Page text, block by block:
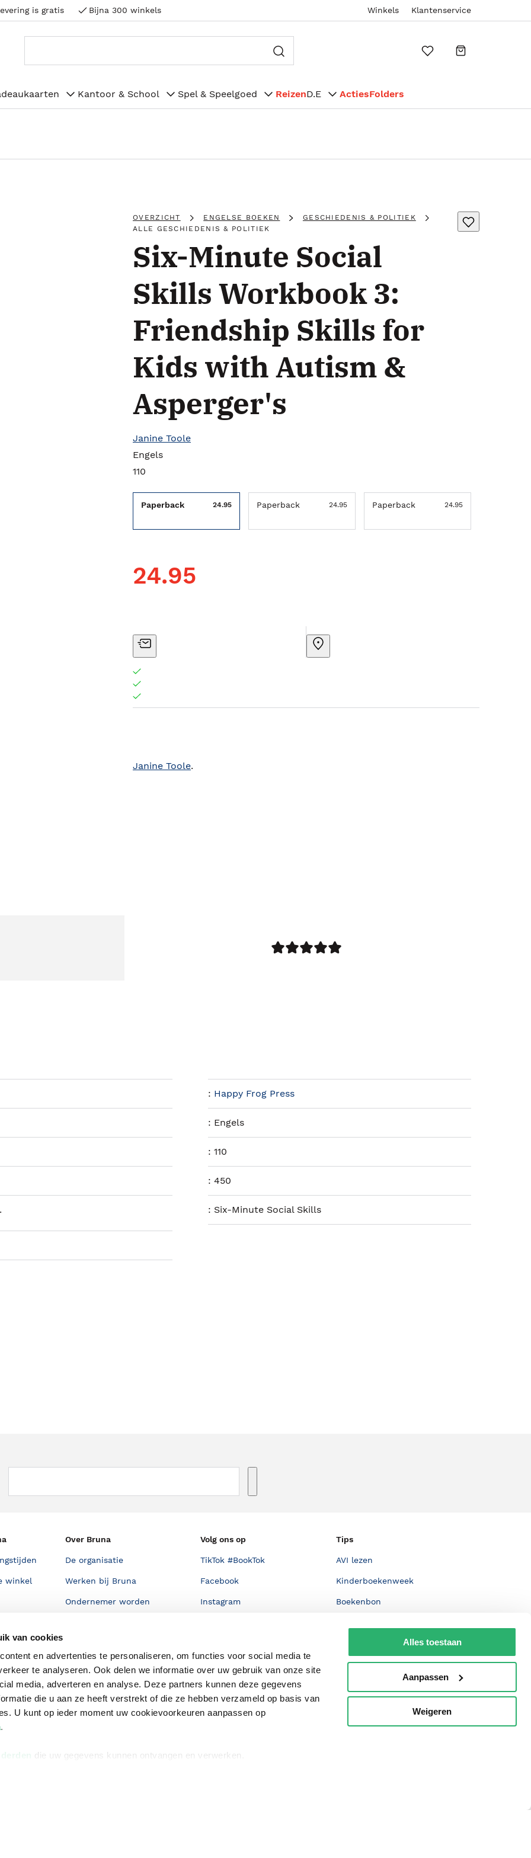
van cookies
en advertenties te personaliseren, om functies voor social media te
te analyseren. Ook delen we informatie over uw gebruik van onze site
media, adverteren en analyse. Deze partners kunnen deze gegevens
die u aan ze heeft verstrekt of die ze hebben verzameld op basis van
U kunt op ieder moment uw cookievoorkeuren aanpassen op
.
die uw gegevens kunnen ontvangen en verwerken.
Alles toestaan
Aanpassen
Weigeren
is gratis Bijna 300 winkels Winkels Klantenservice
Kantoor & School Spel & Speelgoed ReizenD.E ActiesFolders
OVERZICHT ENGELSE BOEKEN
GESCHIEDENIS & POLITIEK
ALLE GESCHIEDENIS & POLITIEK
Six-Minute Social
Skills Workbook 3:
Friendship Skills for
Kids with Autism &
Asperger's
Janine Toole
Engels
110
Paperback 24.95 Paperback 24.95 Paperback 24.95
24.95
Janine Toole.
: Happy Frog Press
: Engels
:110
:450
: Six-Minute Social Skills
winkel
Over Bruna
De organisatie
Werken bij Bruna
Ondernemer worden
Statement
Blog
Discriminerende boeken
Volg ons op
TikTok #BookTok
Facebook
Instagram
Tips
AVI lezen
Kinderboekenweek
Boekenbon
Wet op de Vaste Boekenprijs